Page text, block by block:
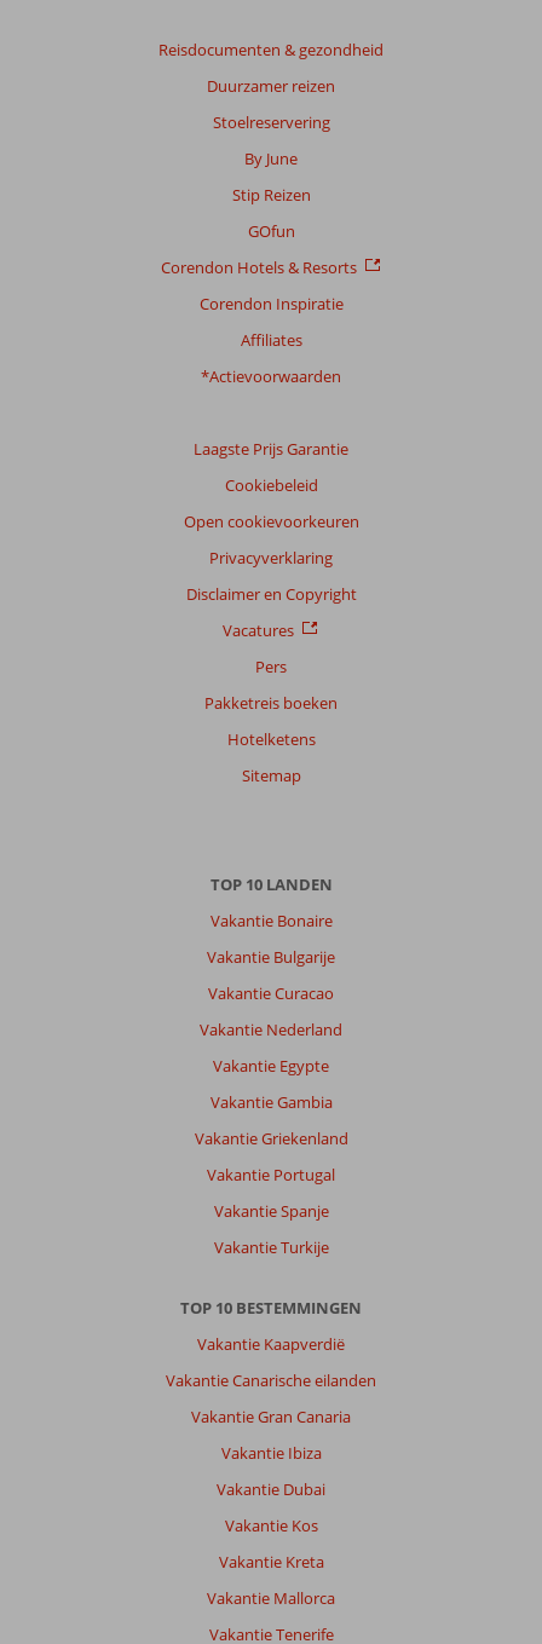
Reisdocumenten & gezondheid
Duurzamer reizen
Stoelreservering
By June
Stip Reizen
GOfun
Corendon Hotels & Resorts
Corendon Inspiratie
Affiliates
*Actievoorwaarden
Laagste Prijs Garantie
Cookiebeleid
Open cookievoorkeuren
Privacyverklaring
Disclaimer en Copyright
Vacatures
Pers
Pakketreis boeken
Hotelketens
Sitemap
TOP 10 LANDEN
Vakantie Bonaire
Vakantie Bulgarije
Vakantie Curacao
Vakantie Nederland
Vakantie Egypte
Vakantie Gambia
Vakantie Griekenland
Vakantie Portugal
Vakantie Spanje
Vakantie Turkije
TOP 10 BESTEMMINGEN
Vakantie Kaapverdië
Vakantie Canarische eilanden
Vakantie Gran Canaria
Vakantie Ibiza
Vakantie Dubai
Vakantie Kos
Vakantie Kreta
Vakantie Mallorca
Vakantie Tenerife